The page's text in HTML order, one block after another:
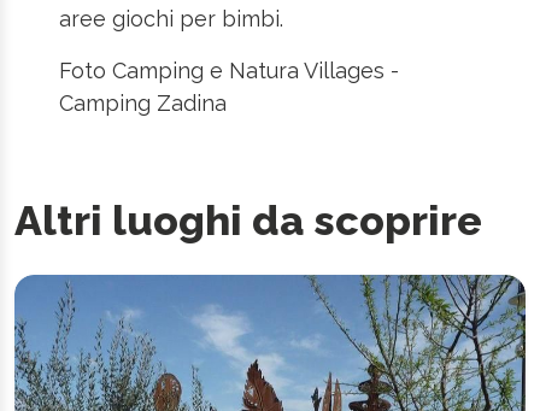
aree giochi per bimbi.
Foto Camping e Natura Villages -
Camping Zadina
Altri luoghi da scoprire